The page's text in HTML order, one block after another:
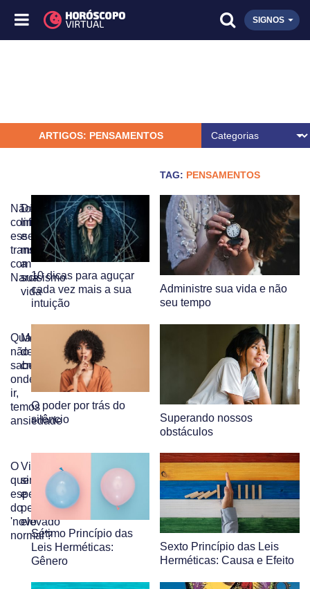
SIGNOS
ARTIGOS: PENSAMENTOS
TAG: PENSAMENTOS
Não
confunda
esses
transtornos
com
Narcisismo
Dê
limites
e
mude
a
sua
vida
10 dicas para aguçar
cada vez mais a sua
intuição
Administre sua vida e não
seu tempo
Quando
não
sabemos
onde
ir,
temos
ansiedade
Medo
de
crescer
O poder por trás do
silêncio
Superando nossos
obstáculos
O
que
esperar
do
'novo
normal'?
Vida
simples
e
pensamento
elevado
Sétimo Princípio das
Leis Herméticas:
Gênero
Sexto Princípio das Leis
Herméticas: Causa e Efeito